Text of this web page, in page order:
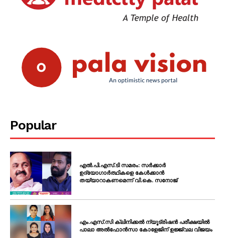
Popular
എൽ.പി.എസ്.ടി സമരം: സർക്കാർ
ഉദ്യോഗാർത്ഥികളെ കേൾക്കാൻ
തയ്യാറാകണമെന്ന് വി.കെ. സനോജ്
എം.എസ്.സി ക്ലിനിക്കൽ ന്യൂട്രിഷൻ പരീക്ഷയിൽ
പാലാ അൽഫോൻസാ കോളേജിന് ഉജ്ജ്വല വിജയം